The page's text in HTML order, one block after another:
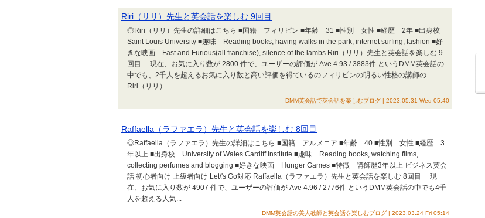
Riri（リリ）先生と英会話を楽しむ 9回目
◎Riri（リリ）先生の詳細はこちら ■国籍 フィリピン ■年齢 31 ■性別 女性 ■経歴 2年 ■出身校
Saint Louis University ■趣味 Reading books, having walks in the park, internet surfing, fashion ■好
きな映画 Fast and Furious(all franchise), silence of the lambs Riri（リリ）先生と英会話を楽しむ 9
回目 現在、お気に入り数が 2800 件で、ユーザーの評価が Ave 4.93 / 3883件 というDMM英会話の
中でも、2千人を超えるお気に入り数と高い評価を得ているのフィリピンの明るい性格の講師の
Riri（リリ）...
DMM英会話で英会話を楽しむブログ | 2023.05.31 Wed 05:40
Raffaella（ラファエラ）先生と英会話を楽しむ 8回目
◎Raffaella（ラファエラ）先生の詳細はこちら ■国籍 アルメニア ■年齢 40 ■性別 女性 ■経歴 3
年以上 ■出身校 University of Wales Cardiff Institute ■趣味 Reading books, watching films,
collecting perfumes and blogging ■好きな映画 Hunger Games ■特徴 講師歴3年以上 ビジネス英会
話 初心者向け 上級者向け Let\'s Go対応 Raffaella（ラファエラ）先生と英会話を楽しむ 8回目 現
在、お気に入り数が 4907 件で、ユーザーの評価が Ave 4.96 / 2776件 というDMM英会話の中でも4千
人を超える人気...
DMM英会話の美人教師と英会話を楽しむブログ | 2023.03.24 Fri 05:14